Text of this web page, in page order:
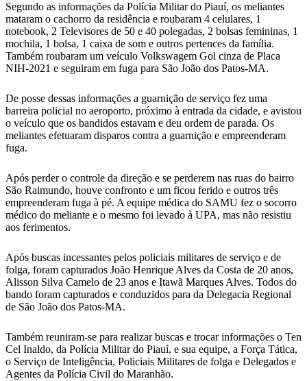
Segundo as informações da Polícia Militar do Piauí, os meliantes
mataram o cachorro da residência e roubaram 4 celulares, 1
notebook, 2 Televisores de 50 e 40 polegadas, 2 bolsas femininas, 1
mochila, 1 bolsa, 1 caixa de som e outros pertences da família.
Também roubaram um veículo Volkswagem Gol cinza de Placa
NIH-2021 e seguiram em fuga para São João dos Patos-MA.
De posse dessas informações a guarnição de serviço fez uma
barreira policial no aeroporto, próximo à entrada da cidade, e avistou
o veículo que os bandidos estavam e deu ordem de parada. Os
meliantes efetuaram disparos contra a guarnição e empreenderam
fuga.
Após perder o controle da direção e se perderem nas ruas do bairro
São Raimundo, houve confronto e um ficou ferido e outros três
empreenderam fuga à pé. A equipe médica do SAMU fez o socorro
médico do meliante e o mesmo foi levado à UPA, mas não resistiu
aos ferimentos.
Após buscas incessantes pelos policiais militares de serviço e de
folga, foram capturados João Henrique Alves da Costa de 20 anos,
Alisson Silva Camelo de 23 anos e Itawã Marques Alves. Todos do
bando foram capturados e conduzidos para da Delegacia Regional
de São João dos Patos-MA.
Também reuniram-se para realizar buscas e trocar informações o Ten
Cel Inaldo, da Polícia Militar do Piauí, e sua equipe, a Força Tática,
o Serviço de Inteligência, Policiais Militares de folga e Delegados e
Agentes da Polícia Civil do Maranhão.